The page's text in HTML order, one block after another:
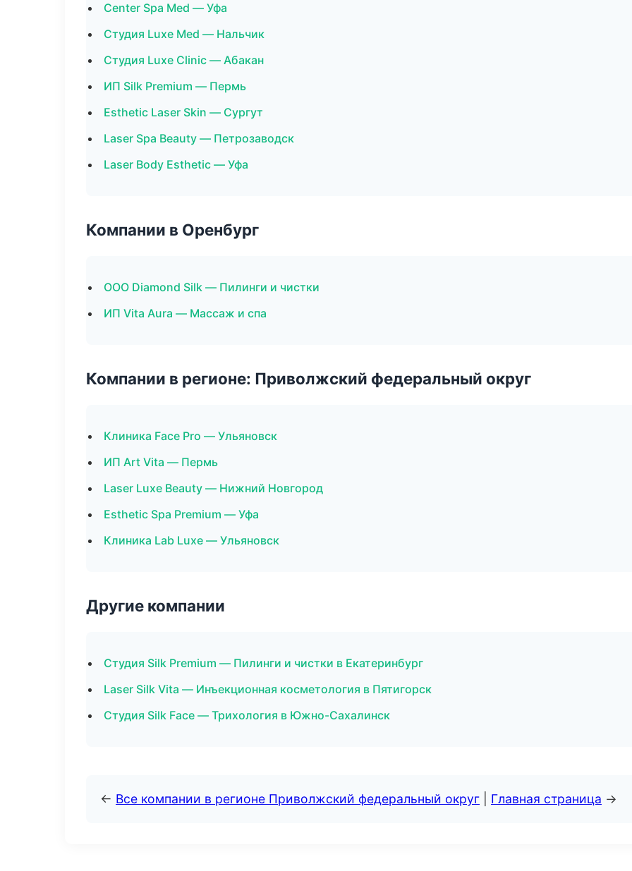
Center Spa Med — Уфа
Студия Luxe Med — Нальчик
Студия Luxe Clinic — Абакан
ИП Silk Premium — Пермь
Esthetic Laser Skin — Сургут
Laser Spa Beauty — Петрозаводск
Laser Body Esthetic — Уфа
Компании в Оренбург
ООО Diamond Silk — Пилинги и чистки
ИП Vita Aura — Массаж и спа
Компании в регионе: Приволжский федеральный округ
Клиника Face Pro — Ульяновск
ИП Art Vita — Пермь
Laser Luxe Beauty — Нижний Новгород
Esthetic Spa Premium — Уфа
Клиника Lab Luxe — Ульяновск
Другие компании
Студия Silk Premium — Пилинги и чистки в Екатеринбург
Laser Silk Vita — Инъекционная косметология в Пятигорск
Студия Silk Face — Трихология в Южно-Сахалинск
← Все компании в регионе Приволжский федеральный округ Главная страница →